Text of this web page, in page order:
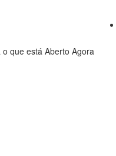
o que está Aberto Agora